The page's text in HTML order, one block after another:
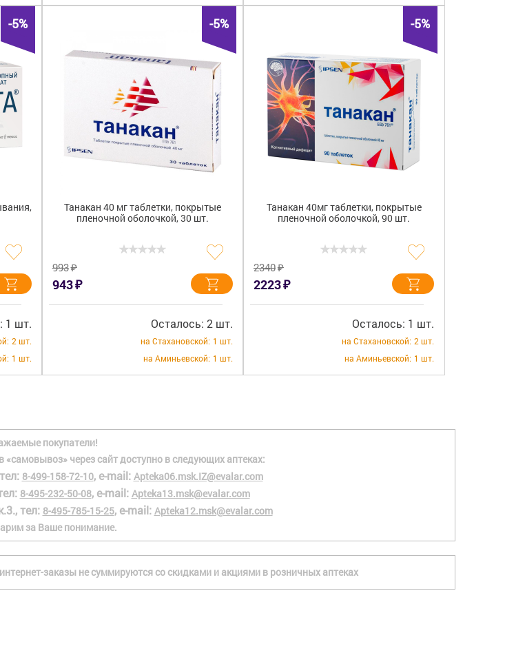
-5%
1 шт.
2 шт.
1 шт.
-5%
Танакан 40 мг таблетки, покрытые
пленочной оболочкой, 30 шт.
993₽
943₽
Осталось: 2 шт.
на Стахановской: 1 шт.
на Аминьевской: 1 шт.
-5%
Танакан 40мг таблетки, покрытые
пленочной оболочкой, 90 шт.
2340₽
2223₽
Осталось: 1 шт.
на Стахановской: 2 шт.
на Аминьевской: 1 шт.
покупатели!
через сайт доступно в следующих аптеках:
8-499-158-72-10, e-mail: Apteka06.msk.IZ@evalar.com
8-495-232-50-08, e-mail: Apteka13.msk@evalar.com
тел: 8-495-785-15-25, e-mail: Apteka12.msk@evalar.com
за Ваше понимание.
заказы не суммируются со скидками и акциями в розничных аптеках